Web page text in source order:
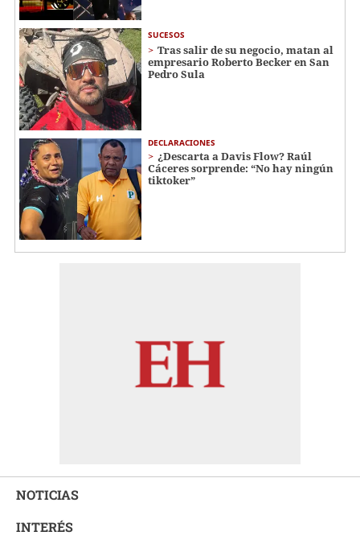
SUCESOS
Tras salir de su negocio, matan al
empresario Roberto Becker en San
Pedro Sula
DECLARACIONES
¿Descarta a Davis Flow? Raúl
Cáceres sorprende: “No hay ningún
tiktoker”
NOTICIAS
INTERÉS